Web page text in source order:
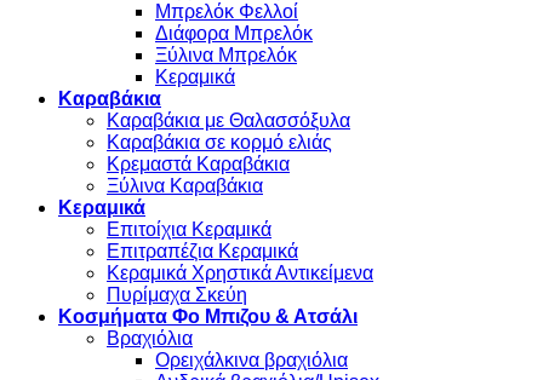
Μπρελόκ Φελλοί
Διάφορα Μπρελόκ
Ξύλινα Μπρελόκ
Κεραμικά
Καραβάκια
Καραβάκια με Θαλασσόξυλα
Καραβάκια σε κορμό ελιάς
Κρεμαστά Καραβάκια
Ξύλινα Καραβάκια
Κεραμικά
Επιτοίχια Κεραμικά
Επιτραπέζια Κεραμικά
Κεραμικά Χρηστικά Αντικείμενα
Πυρίμαχα Σκεύη
Κοσμήματα Φο Μπιζου & Ατσάλι
Βραχιόλια
Oρειχάλκινα βραχιόλια